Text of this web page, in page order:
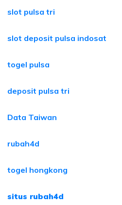
slot pulsa tri
slot deposit pulsa indosat
togel pulsa
deposit pulsa tri
Data Taiwan
rubah4d
togel hongkong
situs rubah4d